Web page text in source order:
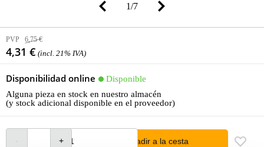
1/7
PVP 6,75 €
4,31 € (incl. 21% IVA)
Disponibilidad online
Disponible
Alguna pieza en stock en nuestro almacén
(y stock adicional disponible en el proveedor)
añadir a la cesta